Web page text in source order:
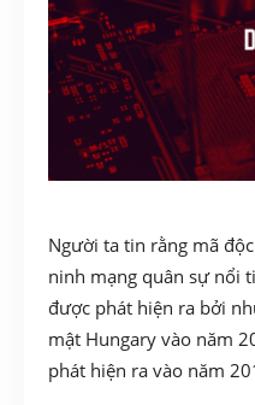
Người ta tin rằng mã
ninh mạng quân sự nổi
được phát hiện ra bởi
mật Hungary vào năm
phát hiện ra vào năm